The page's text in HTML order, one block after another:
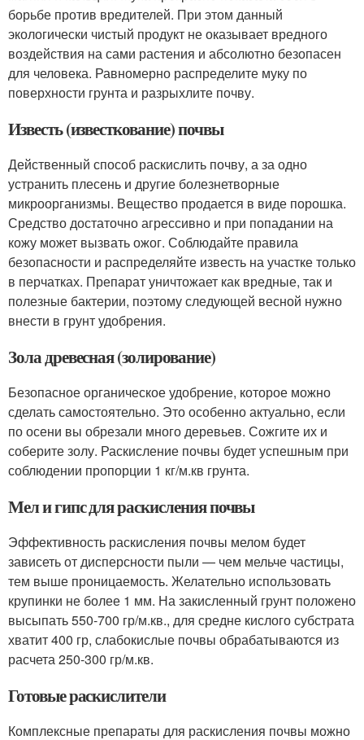
борьбе против вредителей. При этом данный
экологически чистый продукт не оказывает вредного
воздействия на сами растения и абсолютно безопасен
для человека. Равномерно распределите муку по
поверхности грунта и разрыхлите почву.
Известь (известкование) почвы
Действенный способ раскислить почву, а за одно
устранить плесень и другие болезнетворные
микроорганизмы. Вещество продается в виде порошка.
Средство достаточно агрессивно и при попадании на
кожу может вызвать ожог. Соблюдайте правила
безопасности и распределяйте известь на участке только
в перчатках. Препарат уничтожает как вредные, так и
полезные бактерии, поэтому следующей весной нужно
внести в грунт удобрения.
Зола древесная (золирование)
Безопасное органическое удобрение, которое можно
сделать самостоятельно. Это особенно актуально, если
по осени вы обрезали много деревьев. Сожгите их и
соберите золу. Раскисление почвы будет успешным при
соблюдении пропорции 1 кг/м.кв грунта.
Мел и гипс для раскисления почвы
Эффективность раскисления почвы мелом будет
зависеть от дисперсности пыли — чем мельче частицы,
тем выше проницаемость. Желательно использовать
крупинки не более 1 мм. На закисленный грунт положено
высыпать 550-700 гр/м.кв., для средне кислого субстрата
хватит 400 гр, слабокислые почвы обрабатываются из
расчета 250-300 гр/м.кв.
Готовые раскислители
Комплексные препараты для раскисления почвы можно